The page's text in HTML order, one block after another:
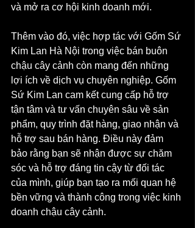
và mở ra cơ hội kinh doanh mới.
Thêm vào đó, việc hợp tác với Gốm Sứ
Kim Lan Hà Nội trong việc bán buôn
chậu cây cảnh còn mang đến những
lợi ích về dịch vụ chuyên nghiệp. Gốm
Sứ Kim Lan cam kết cung cấp hỗ trợ
tận tâm và tư vấn chuyên sâu về sản
phẩm, quy trình đặt hàng, giao nhận và
hỗ trợ sau bán hàng. Điều này đảm
bảo rằng bạn sẽ nhận được sự chăm
sóc và hỗ trợ đáng tin cậy từ đối tác
của mình, giúp bạn tạo ra mối quan hệ
bền vững và thành công trong việc kinh
doanh chậu cây cảnh.